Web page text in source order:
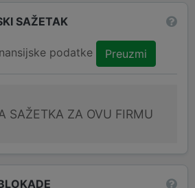
SAŽETAK
podatke Preuzmi
SAŽETKA ZA OVU FIRMU